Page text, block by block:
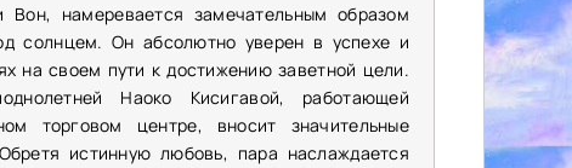
намеревается замечательным образом
солнцем. Он абсолютно уверен в успехе и
на своем пути к достижению заветной цели.
Наоко Кисигавой, работающей
торговом центре, вносит значительные
истинную любовь, пара наслаждается